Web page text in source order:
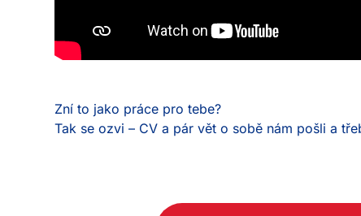
Zní to jako práce pro tebe?
Tak se ozvi – CV a pár vět o sobě nám pošli a